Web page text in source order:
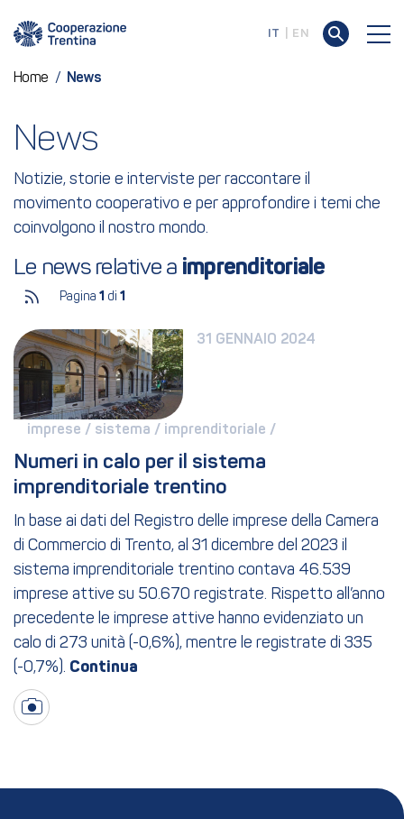
IT EN
Home / News
News
Notizie, storie e interviste per raccontare il
movimento cooperativo e per approfondire i temi che
coinvolgono il nostro mondo.
Le news relative a imprenditoriale
Pagina 1 di 1
31 GENNAIO 2024
imprese / sistema / imprenditoriale /
Numeri in calo per il sistema
imprenditoriale trentino
In base ai dati del Registro delle imprese della Camera
di Commercio di Trento, al 31 dicembre del 2023 il
sistema imprenditoriale trentino contava 46.539
imprese attive su 50.670 registrate. Rispetto all’anno
precedente le imprese attive hanno evidenziato un
calo di 273 unità (-0,6%), mentre le registrate di 335
(-0,7%).